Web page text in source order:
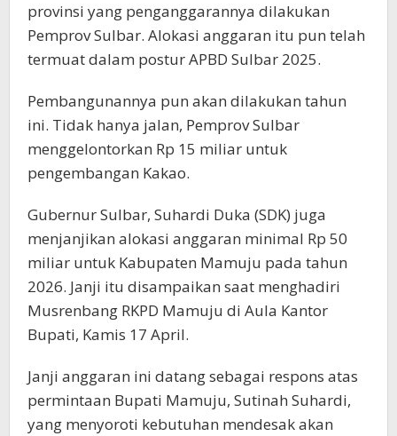
provinsi yang penganggarannya dilakukan
Pemprov Sulbar. Alokasi anggaran itu pun telah
termuat dalam postur APBD Sulbar 2025.
Pembangunannya pun akan dilakukan tahun
ini. Tidak hanya jalan, Pemprov Sulbar
menggelontorkan Rp 15 miliar untuk
pengembangan Kakao.
Gubernur Sulbar, Suhardi Duka (SDK) juga
menjanjikan alokasi anggaran minimal Rp 50
miliar untuk Kabupaten Mamuju pada tahun
2026. Janji itu disampaikan saat menghadiri
Musrenbang RKPD Mamuju di Aula Kantor
Bupati, Kamis 17 April.
Janji anggaran ini datang sebagai respons atas
permintaan Bupati Mamuju, Sutinah Suhardi,
yang menyoroti kebutuhan mendesak akan